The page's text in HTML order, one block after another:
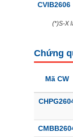
CVIB2606
(*)S-X
Chứng
Mã CW
Tin tức(-)
Báo cáo
Thuật ngữ(-)
Dịch vụ(-)